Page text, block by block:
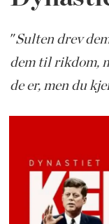
"Sulten drev
dem til rikdom,
de er, men du